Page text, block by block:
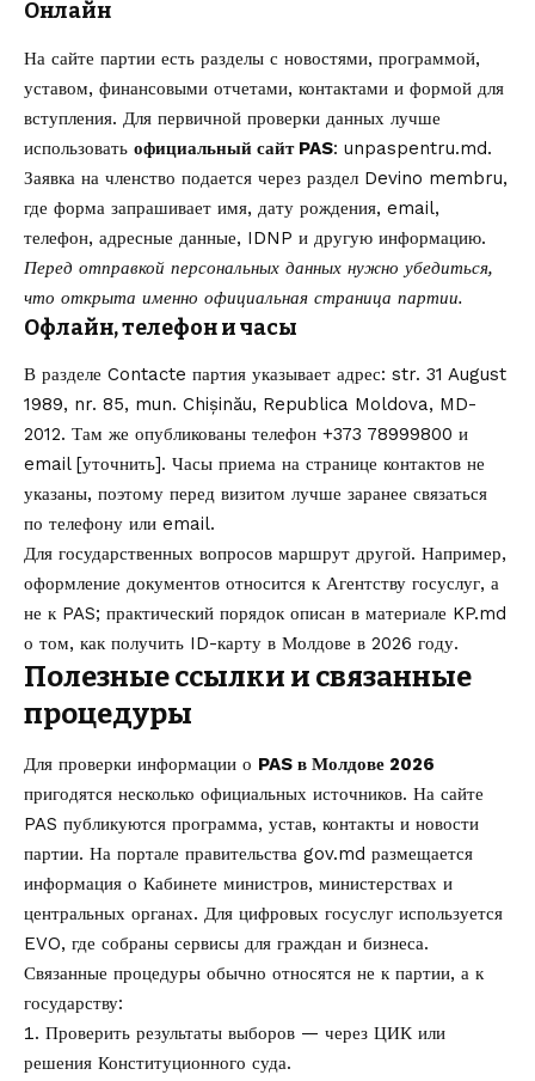
Онлайн
На сайте партии есть разделы с новостями, программой,
уставом, финансовыми отчетами, контактами и формой для
вступления. Для первичной проверки данных лучше
использовать официальный сайт PAS: unpaspentru.md.
Заявка на членство подается через раздел Devino membru,
где форма запрашивает имя, дату рождения, email,
телефон, адресные данные, IDNP и другую информацию.
Перед отправкой персональных данных нужно убедиться,
что открыта именно официальная страница партии.
Офлайн, телефон и часы
В разделе Contacte партия указывает адрес: str. 31 August
1989, nr. 85, mun. Chișinău, Republica Moldova, MD-
2012. Там же опубликованы телефон +373 78999800 и
email [уточнить]. Часы приема на странице контактов не
указаны, поэтому перед визитом лучше заранее связаться
по телефону или email.
Для государственных вопросов маршрут другой. Например,
оформление документов относится к Агентству госуслуг, а
не к PAS; практический порядок описан в материале KP.md
о том, как получить ID-карту в Молдове в 2026 году.
Полезные ссылки и связанные
процедуры
Для проверки информации о PAS в Молдове 2026
пригодятся несколько официальных источников. На сайте
PAS публикуются программа, устав, контакты и новости
партии. На портале правительства gov.md размещается
информация о Кабинете министров, министерствах и
центральных органах. Для цифровых госуслуг используется
EVO, где собраны сервисы для граждан и бизнеса.
Связанные процедуры обычно относятся не к партии, а к
государству:
Проверить результаты выборов — через ЦИК или
решения Конституционного суда.